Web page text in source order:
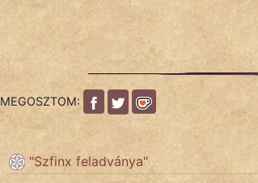
MEGOSZTOM:
"Szfinx feladványa"